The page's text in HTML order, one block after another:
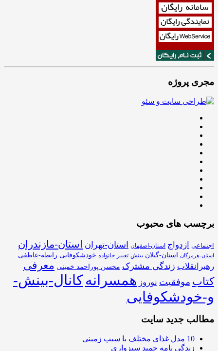
مجری پروژه
برچسب های محبوب
اجتماعی ازدواج استان-اصفهان استان-تهران استان-مازندران
استان-هرمزگان استان-گیلان بینش تغییر خانواده خودشکوفایی رابطه-عاطفی
رهبرانقلاب زندگی مشترک محسن پوراحمد خمینی معرفی
کتاب موفقیت نوروز همسرانهکانال-بینش-
و-خودشکوفایی
مطالب جدید سایت
10 مدل غذای مختلف با سیب زمینی
زندگی نامه حمید سبزواری